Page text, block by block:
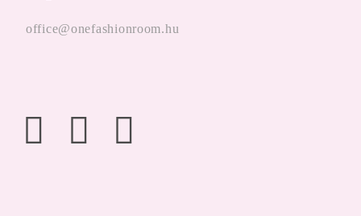
office@onefashionroom.hu